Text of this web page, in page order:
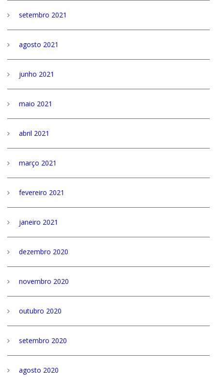
setembro 2021
agosto 2021
junho 2021
maio 2021
abril 2021
março 2021
fevereiro 2021
janeiro 2021
dezembro 2020
novembro 2020
outubro 2020
setembro 2020
agosto 2020